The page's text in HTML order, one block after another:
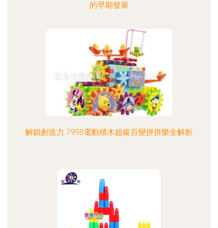
的早期發展
解鎖創造力 7998電動積木超級百變拼拼樂全解析